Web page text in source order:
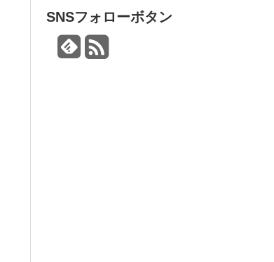
SNSフォローボタン